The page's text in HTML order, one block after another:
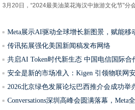
3月20日，“2024最美油菜花海汉中旅游文化节”分
Meta展示AI驱动全球增长新图景，赋能移
传讯拓展强化美国新闻稿发布网络
共启AI Token时代新生态 中国电信国际合
安全是新的市场准入：Kigen 引领物联网
2026北京绿色发展论坛巴西推介会成功举
Conversations深圳高峰会圆满落幕，Meta